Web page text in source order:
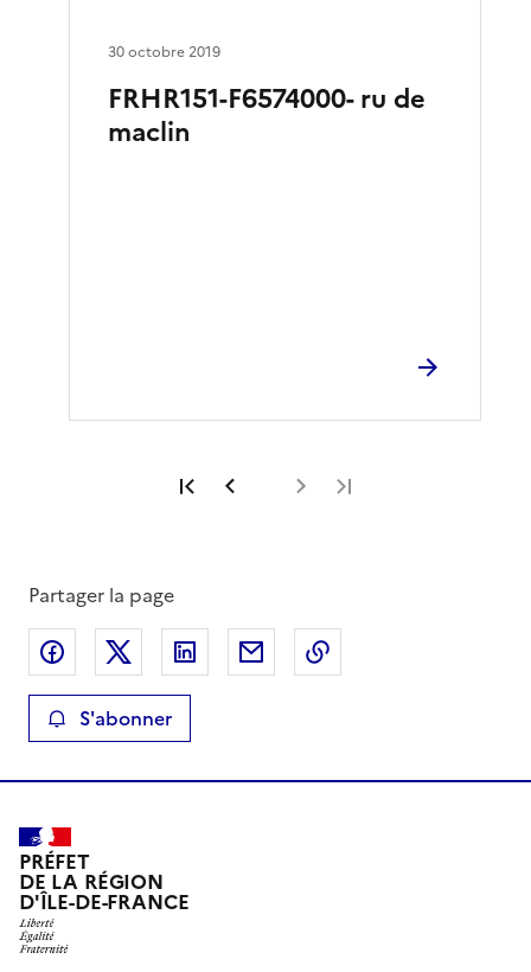
FRHR151-F6574000- ru de
maclin
30 octobre 2019
Première page
Page précédente
Page suivante
Partager la page
Partager sur Facebook
Partager sur XPartager sur LinkedIn
Partager par email
S'abonner
PRÉFET
DE LA RÉGION
D'ÎLE-DE-FRANCE